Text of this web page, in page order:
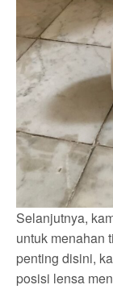
Selanjutnya,
untuk menahan
penting disini,
posisi lensa